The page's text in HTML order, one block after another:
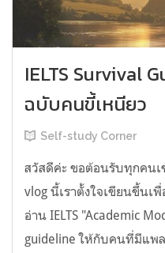
IELTS Survival
ฉบับคนขี้เหนียว
Self-study Corner
สวัสดีค่ะ ขอต้อนรับทุกคนเ
vlog นี้เราตั้งใจเขียนขึ้นเ
อ่าน IELTS "Academic
guideline ให้กับคนที่มีแพ